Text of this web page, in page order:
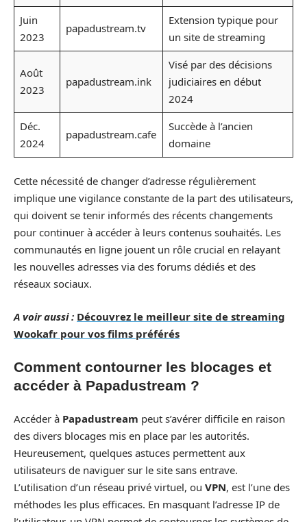
Juin
2023
papadustream.tv
Extension typique pour
un site de streaming
Août
2023
papadustream.ink
Visé par des décisions
judiciaires en début
2024
Déc.
2024
papadustream.cafe
Succède à l’ancien
domaine
Cette nécessité de changer d’adresse régulièrement
implique une vigilance constante de la part des utilisateurs,
qui doivent se tenir informés des récents changements
pour continuer à accéder à leurs contenus souhaités. Les
communautés en ligne jouent un rôle crucial en relayant
les nouvelles adresses via des forums dédiés et des
réseaux sociaux.
A voir aussi : Découvrez le meilleur site de streaming
Wookafr pour vos films préférés
Comment contourner les blocages et
accéder à Papadustream ?
Accéder à Papadustream peut s’avérer difficile en raison
des divers blocages mis en place par les autorités.
Heureusement, quelques astuces permettent aux
utilisateurs de naviguer sur le site sans entrave.
L’utilisation d’un réseau privé virtuel, ou VPN, est l’une des
méthodes les plus efficaces. En masquant l’adresse IP de